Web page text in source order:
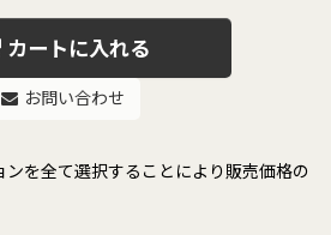
カートに入れる
お問い合わせ
を全て選択することにより販売価格の